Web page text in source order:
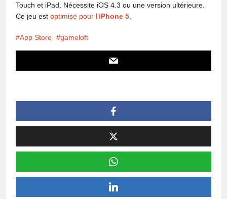
Touch et iPad. Nécessite iOS 4.3 ou une version ultérieure.
Ce jeu estoptimisé pour l’iPhone 5
App Store gameloft